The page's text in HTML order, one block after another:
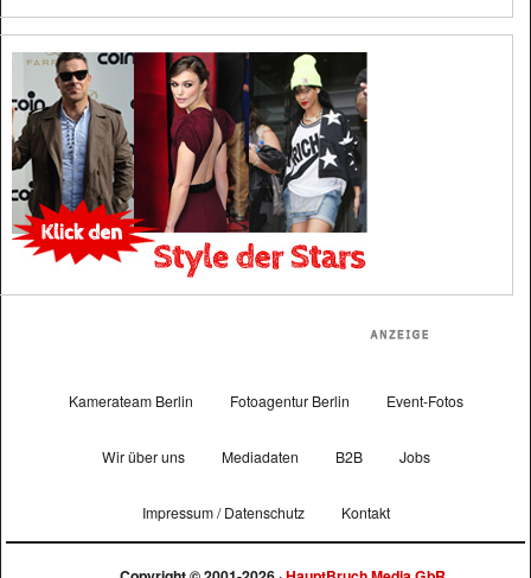
Kamerateam Berlin Fotoagentur Berlin Event-Fotos
Wir über uns Mediadaten B2B Jobs
Impressum / Datenschutz Kontakt